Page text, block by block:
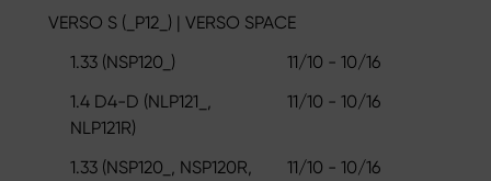
VERSO S (_P12_) | VERSO SPACE
1.33 (NSP120_)
11/10 - 10/16
1.4 D4-D (NLP121_,
NLP121R)
11/10 - 10/16
1.33 (NSP120_, NSP120R,
11/10 - 10/16